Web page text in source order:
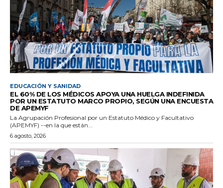
EDUCACIÓN Y SANIDAD
EL 60% DE LOS MÉDICOS APOYA UNA HUELGA INDEFINIDA
POR UN ESTATUTO MARCO PROPIO, SEGÚN UNA ENCUESTA
DE APEMYF
La Agrupación Profesional por un Estatuto Médico y Facultativo
(APEMYF) --en la que están...
6 agosto, 2026